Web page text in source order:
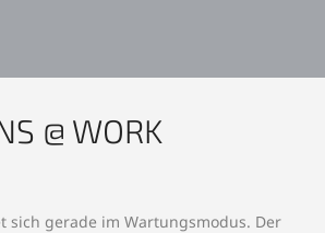
@ WORK
sich gerade im Wartungsmodus. Der